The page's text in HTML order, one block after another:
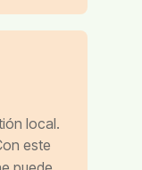
local.
este